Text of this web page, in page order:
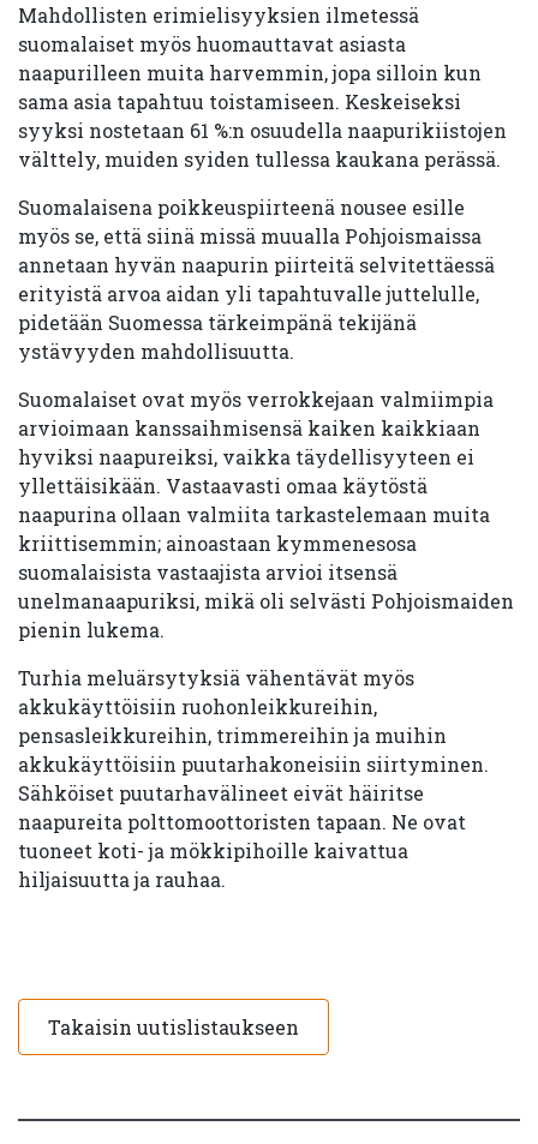
Mahdollisten erimielisyyksien ilmetessä
suomalaiset myös huomauttavat asiasta
naapurilleen muita harvemmin, jopa silloin kun
sama asia tapahtuu toistamiseen. Keskeiseksi
syyksi nostetaan 61 %:n osuudella naapurikiistojen
välttely, muiden syiden tullessa kaukana perässä.
Suomalaisena poikkeuspiirteenä nousee esille
myös se, että siinä missä muualla Pohjoismaissa
annetaan hyvän naapurin piirteitä selvitettäessä
erityistä arvoa aidan yli tapahtuvalle juttelulle,
pidetään Suomessa tärkeimpänä tekijänä
ystävyyden mahdollisuutta.
Suomalaiset ovat myös verrokkejaan valmiimpia
arvioimaan kanssaihmisensä kaiken kaikkiaan
hyviksi naapureiksi, vaikka täydellisyyteen ei
yllettäisikään. Vastaavasti omaa käytöstä
naapurina ollaan valmiita tarkastelemaan muita
kriittisemmin; ainoastaan kymmenesosa
suomalaisista vastaajista arvioi itsensä
unelmanaapuriksi, mikä oli selvästi Pohjoismaiden
pienin lukema.
Turhia meluärsytyksiä vähentävät myös
akkukäyttöisiin ruohonleikkureihin,
pensasleikkureihin, trimmereihin ja muihin
akkukäyttöisiin puutarhakoneisiin siirtyminen.
Sähköiset puutarhavälineet eivät häiritse
naapureita polttomoottoristen tapaan. Ne ovat
tuoneet koti- ja mökkipihoille kaivattua
hiljaisuutta ja rauhaa.
Takaisin uutislistaukseen